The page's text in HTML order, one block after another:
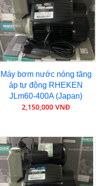
Máy bơm nước nóng tăng
áp tự động RHEKEN
JLm60-400A (Japan)
2,150,000 VNĐ